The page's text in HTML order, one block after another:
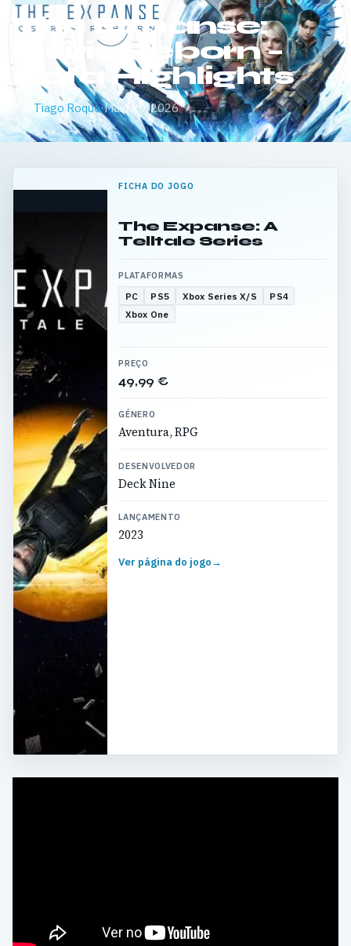
The Expanse:
Osiris Reborn –
Beta Highlights
Por Tiago Roque·Maio 20, 2026
FICHA DO JOGO
The Expanse: A
Telltale Series
PLATAFORMAS
PC PS5 Xbox Series X/S
PS4
Xbox One
PREÇO
49,99 €
GÉNERO
Aventura, RPG
DESENVOLVEDOR
Deck Nine
LANÇAMENTO
2023
Ver página do jogo→